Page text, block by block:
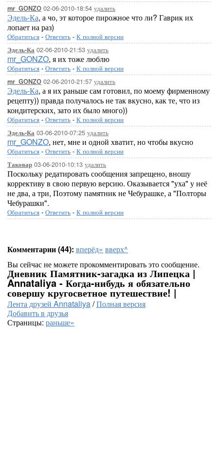
mr_GONZO 02-06-2010-18:54 удалить
Эдель-Ка, а чо, эт которое пирожное что ли? Гаврик их
лопает на раз)
Обратиться - Ответить - К полной версии
Эдель-Ка 02-06-2010-21:53 удалить
mr_GONZO, я их тоже люблю
Обратиться - Ответить - К полной версии
mr_GONZO 02-06-2010-21:57 удалить
Эдель-Ка, а я их раньше сам готовил, по моему фирменному
рецепту)) правда получалось не так вкусно, как те, что из
кондитерских, зато их было много))
Обратиться - Ответить - К полной версии
Эдель-Ка 03-06-2010-07:25 удалить
mr_GONZO, нет, мне и одной хватит, но чтобы вкусно
Обратиться - Ответить - К полной версии
Таковар 03-06-2010-10:13 удалить
Поскольку редатировать сообщения запрещено, вношу
коррективу в свою первую версию. Оказывается "уха" у неё
не два, а три, Поэтому памятник не Чебурашке, а "Полторы
Чебурашки".
Обратиться - Ответить - К полной версии
Комментарии (44): вперёд» вверх^
Вы сейчас не можете прокомментировать это сообщение.
Дневник Памятник-загадка из Липецка |
Annataliya - Когда-нибудь я обязательно
совершу кругосветное путешествие! |
Лента друзей Annataliya/Полная версия
Добавить в друзья
Страницы: раньше»